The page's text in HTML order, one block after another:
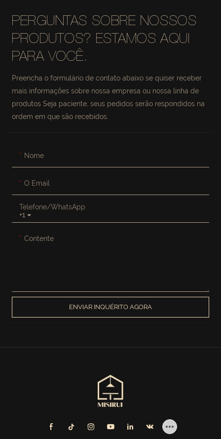
PERGUNTAS SOBRE NOSSOS
PRODUTOS? ESTAMOS AQUI
PARA VOCÊ.
Preencha o formulário de contato abaixo se quiser receber
mais informações sobre nossa empresa ou nossa linha de
produtos Seja paciente, seus pedidos serão respondidos na
ordem em que são recebidos.
Nome
O Email
+1
Telefone/WhatsApp
Contente
ENVIAR INQUÉRITO AGORA